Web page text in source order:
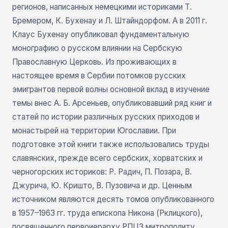
регионов, написанных немецкими историками Т.
Бремером, К. Бухенау и Л. Штайндорфом. А в 2011 г.
Клаус Бухенау опубликовал фундаментальную
монографию о русском влиянии на Сербскую
Православную Церковь. Из проживающих в
настоящее время в Сербии потомков русских
эмигрантов первой волны основной вклад в изучение
темы внес А. Б. Арсеньев, опубликовавший ряд книг и
статей по истории различных русских приходов и
монастырей на территории Югославии. При
подготовке этой книги также использовались труды
славянских, прежде всего сербских, хорватских и
черногорских историков: Р. Радич, П. Позара, В.
Джурича, Ю. Кришто, В. Пузовича и др. Ценным
источником являются десять томов опубликованного
в 1957–1963 гг. труда епископа Никона (Рклицкого),